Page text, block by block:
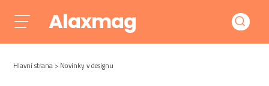
Alaxmag
Hlavní strana Novinky v designu